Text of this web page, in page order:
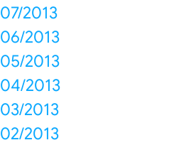
07/2013
06/2013
05/2013
04/2013
03/2013
02/2013